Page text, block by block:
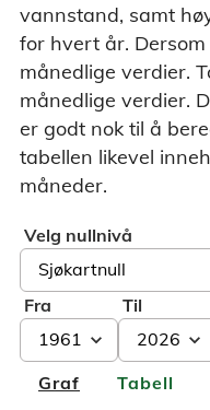
vannstand, samt
for hvert år.
månedlige verdier.
månedlige verdier.
er godt nok til å
tabellen likevel
måneder.
Fra Til
Graf Tabell
Velg nullnivå